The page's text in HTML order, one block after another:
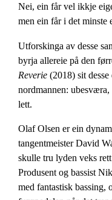
Nei, ein får vel ikkje
men ein får i det minste
Utforskinga av desse
byrja allereie på den
Reverie (2018) sit
nordmannen:
lett.
Olaf Olsen er ein
tangentmeister David
skulle tru lyden veks
Produsent og bassist
med fantastisk bassing,